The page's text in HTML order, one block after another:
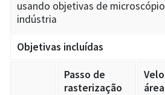
usando objetivas de
indústria
Objetivas incluídas
Passo de
rasterização